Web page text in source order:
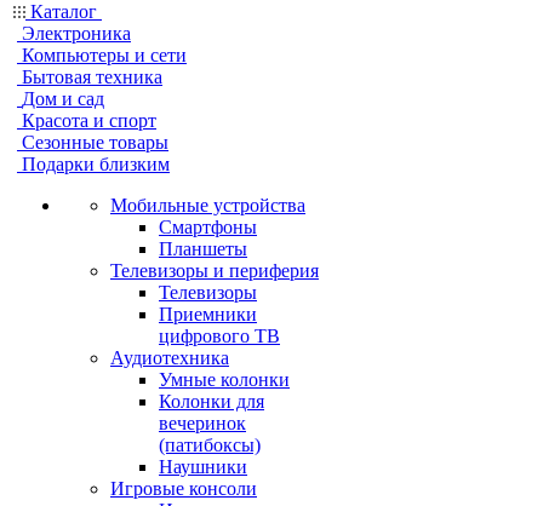
Каталог
Электроника
Компьютеры и сети
Бытовая техника
Дом и сад
Красота и спорт
Сезонные товары
Подарки близким
Мобильные устройства
Смартфоны
Планшеты
Телевизоры и периферия
Телевизоры
Приемники
цифрового ТВ
Аудиотехника
Умные колонки
Колонки для
вечеринок
(патибоксы)
Наушники
Игровые консоли